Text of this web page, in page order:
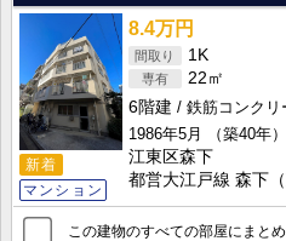
新着
マンション
8.4万円
1K
22㎡
6階建
鉄筋コンクリ
1986年5月
（築40年）
江東区森下
都営大江戸線 森下
この建物のすべての部屋にまと